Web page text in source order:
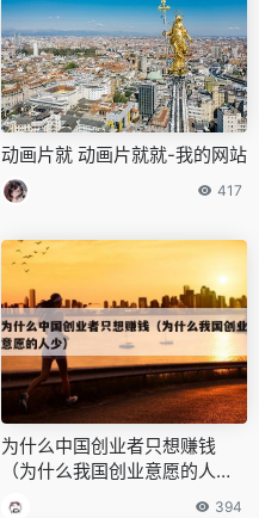
动画片就 动画片就就-我的网站
417
为什么中国创业者只想赚钱
（为什么我国创业意愿的人
少）
394